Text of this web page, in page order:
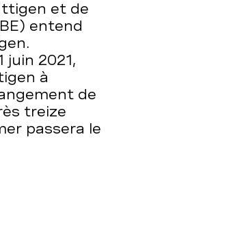
et de
entend
juin 2021,
à
de
treize
passera le